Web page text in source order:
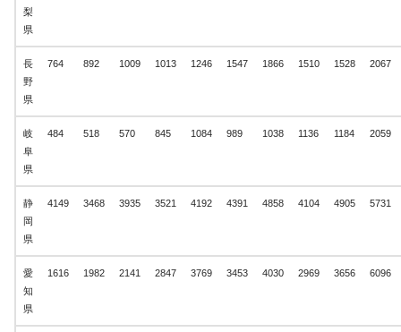
梨
県
長
野
県
764 892 1009 1013 1246 1547 1866 1510 1528 2067
岐
阜
県
484 518 570 845 1084 989 1038 1136 1184 2059
静
岡
県
4149 3468 3935 3521 4192 4391 4858 4104 4905 5731
愛
知
県
1616 1982 2141 2847 3769 3453 4030 2969 3656 6096